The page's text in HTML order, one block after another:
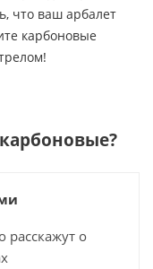
что ваш арбалет
карбоновые
карбоновые?
о